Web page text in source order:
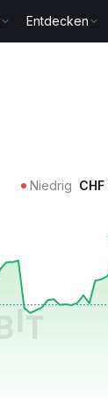
Entdecken
Niedrig CHF